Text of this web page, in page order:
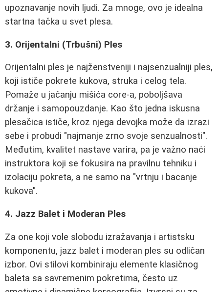
upoznavanje novih ljudi. Za mnoge, ovo je idealna
startna tačka u svet plesa.
3. Orijentalni (Trbušni) Ples
Orijentalni ples je najženstveniji i najsenzualniji ples,
koji ističe pokrete kukova, struka i celog tela.
Pomaže u jačanju mišića core-a, poboljšava
držanje i samopouzdanje. Kao što jedna iskusna
plesačica ističe, kroz njega devojka može da izrazi
sebe i probudi "najmanje zrno svoje senzualnosti".
Međutim, kvalitet nastave varira, pa je važno naći
instruktora koji se fokusira na pravilnu tehniku i
izolaciju pokreta, a ne samo na "vrtnju i bacanje
kukova".
4. Jazz Balet i Moderan Ples
Za one koji vole slobodu izražavanja i artistsku
komponentu, jazz balet i moderan ples su odličan
izbor. Ovi stilovi kombiniraju elemente klasičnog
baleta sa savremenim pokretima, često uz